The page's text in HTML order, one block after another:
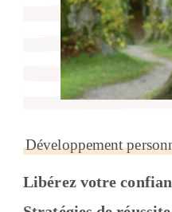
Développement
Libérez votre